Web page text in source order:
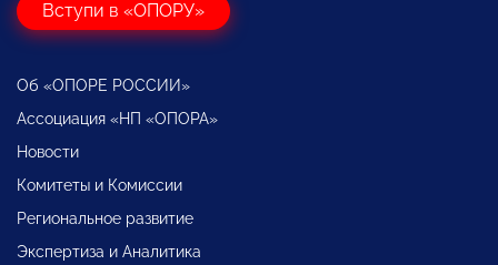
Вступи в «ОПОРУ»
Об «ОПОРЕ РОССИИ»
Ассоциация «НП «ОПОРА»
Новости
Комитеты и Комиссии
Региональное развитие
Экспертиза и Аналитика